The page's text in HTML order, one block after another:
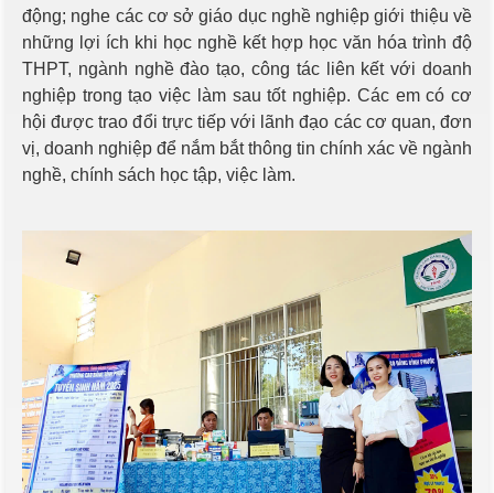
động; nghe các cơ sở giáo dục nghề nghiệp giới thiệu về
những lợi ích khi học nghề kết hợp học văn hóa trình độ
THPT, ngành nghề đào tạo, công tác liên kết với doanh
nghiệp trong tạo việc làm sau tốt nghiệp. Các em có cơ
hội được trao đổi trực tiếp với lãnh đạo các cơ quan, đơn
vị, doanh nghiệp để nắm bắt thông tin chính xác về ngành
nghề, chính sách học tập, việc làm.